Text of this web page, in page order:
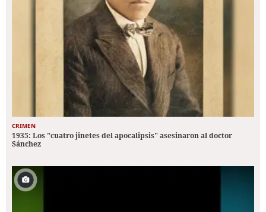
CRIMEN
1935: Los "cuatro jinetes del apocalipsis" asesinaron al doctor
Sánchez